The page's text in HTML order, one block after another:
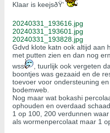
Klaar is keejsðŸ‘
20240331_193616.jpg
20240331_193601.jpg
20240331_193828.jpg
Gdvd klote katn ook altijd aan
met putten zien en dan nog
wss
, tuurlijk ook vergeten
boontjes was gezaaid en de
toevoer voor ondersteuning
bodemweb.
Nog maar wat bokashi
ophouden en overdaad
1 op 100, 200 verdunnen
als wormenpercolaat maar 1